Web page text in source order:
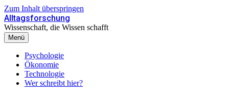
Zum Inhalt überspringen
Alltagsforschung
Wissenschaft, die Wissen schafft
Menü
Psychologie
Ökonomie
Technologie
Wer schreibt hier?